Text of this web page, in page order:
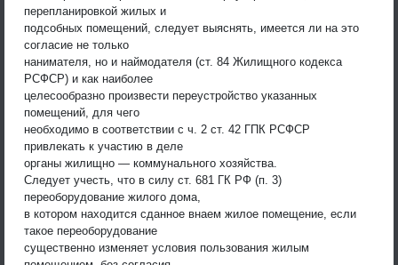
перепланировкой жилых и
подсобных помещений, следует выяснять, имеется ли на это
согласие не только
нанимателя, но и наймодателя (ст. 84 Жилищного кодекса
РСФСР) и как наиболее
целесообразно произвести переустройство указанных
помещений, для чего
необходимо в соответствии с ч. 2 ст. 42 ГПК РСФСР
привлекать к участию в деле
органы жилищно — коммунального хозяйства.
Следует учесть, что в силу ст. 681 ГК РФ (п. 3)
переоборудование жилого дома,
в котором находится сданное внаем жилое помещение, если
такое переоборудование
существенно изменяет условия пользования жилым